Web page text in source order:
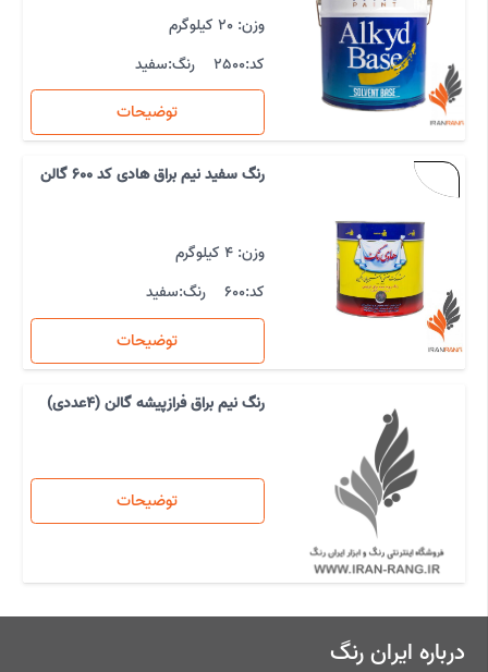
وزن: 20 کیلوگرم
کد:2500 رنگ:سفید
توضیحات
رنگ سفید نیم براق هادی کد 600 گالن
وزن: 4 کیلوگرم
کد:600 رنگ:سفید
توضیحات
رنگ نیم براق فرازپیشه گالن (4عددی)
توضیحات
درباره ایران رنگ